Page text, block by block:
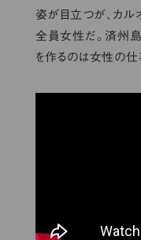
姿が目立つが、カル
全員女性だ。済州島
を作るのは女性の仕